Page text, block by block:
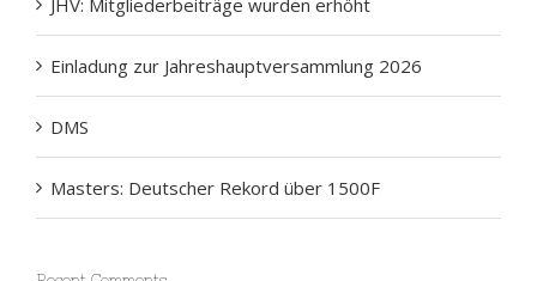
Einladung zur Jahreshauptversammlung 2026
DMS
Masters: Deutscher Rekord über 1500F